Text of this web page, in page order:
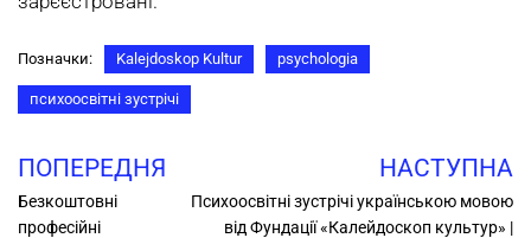
Позначки: Kalejdoskop Kultur psychologia
психоосвітні зустрічі
ПОПЕРЕДНЯ
Безкоштовні
професійні
НАСТУПНА
Психоосвітні зустрічі українською мовою
від Фундації «Калейдоскоп культур» |